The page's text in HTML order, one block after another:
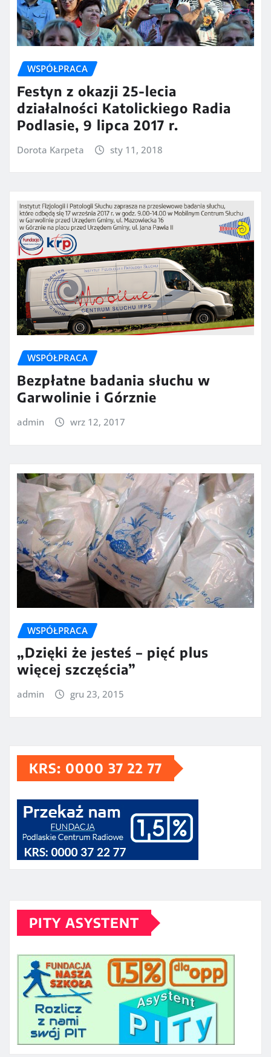
WSPÓŁPRACA
Festyn z okazji 25-lecia
działalności Katolickiego Radia
Podlasie, 9 lipca 2017 r.
Dorota Karpeta sty 11, 2018
WSPÓŁPRACA
Bezpłatne badania słuchu w
Garwolinie i Górznie
admin wrz 12, 2017
WSPÓŁPRACA
„Dzięki że jesteś – pięć plus
więcej szczęścia”
admin gru 23, 2015
KRS: 0000 37 22 77
PITY ASYSTENT